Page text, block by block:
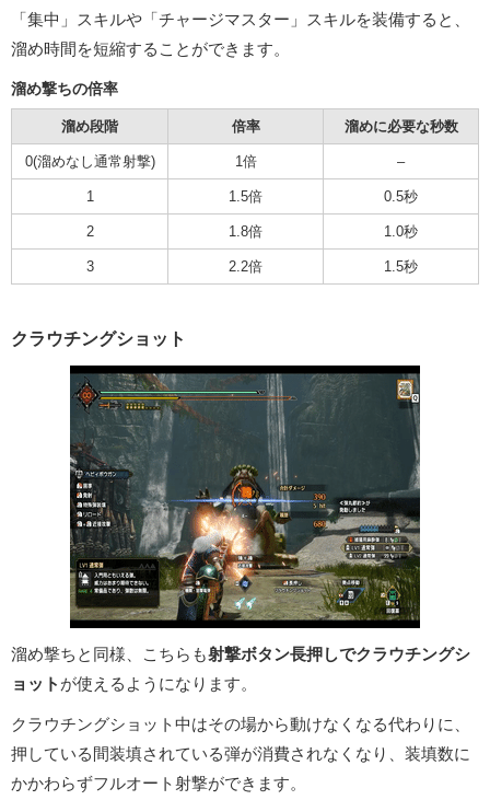
「集中」スキルや「チャージマスター」スキルを装備すると、
溜め時間を短縮することができます。
溜め撃ちの倍率
溜め段階 倍率 溜めに必要な秒数
0(溜めなし通常射撃) 1倍 –
1 1.5倍 0.5秒
2 1.8倍 1.0秒
3 2.2倍 1.5秒
クラウチングショット
溜め撃ちと同様、こちらも射撃ボタン長押しでクラウチングシ
ョット が使えるようになります。
クラウチングショット中はその場から動けなくなる代わりに、
押している間装填されている弾が消費されなくなり、装填数に
かかわらずフルオート射撃ができます。